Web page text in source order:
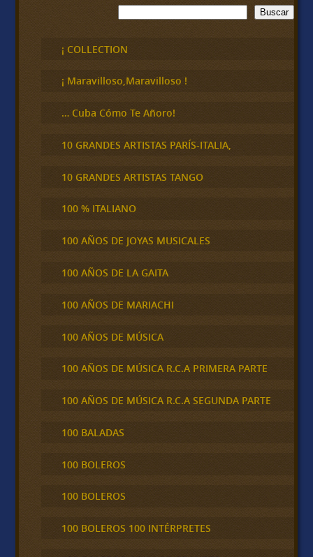
B
u
c
a
Buscar
¡ COLLECTION
¡ Maravilloso,Maravilloso !
… Cuba Cómo Te Añoro!
10 GRANDES ARTISTAS PARÍS-ITALIA,
10 GRANDES ARTISTAS TANGO
100 % ITALIANO
100 AÑOS DE JOYAS MUSICALES
100 AÑOS DE LA GAITA
100 AÑOS DE MARIACHI
100 AÑOS DE MÚSICA
100 AÑOS DE MÚSICA R.C.A PRIMERA PARTE
100 AÑOS DE MÚSICA R.C.A SEGUNDA PARTE
100 BALADAS
100 BOLEROS
100 BOLEROS
100 BOLEROS 100 INTÉRPRETES